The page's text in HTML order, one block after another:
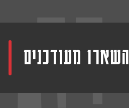
השארו מעודכנים